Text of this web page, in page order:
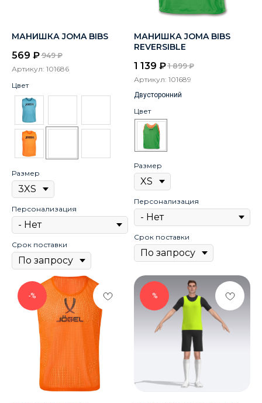
МАНИШКА JOMA BIBS
569 ₽ 949 ₽
Артикул: 101686
Цвет
Размер
Персонализация
Срок поставки
МАНИШКА JOMA BIBS
REVERSIBLE
1 139 ₽ 1 899 ₽
Артикул: 101689
Двусторонний
Цвет
Размер
Персонализация
Срок поставки
-% %